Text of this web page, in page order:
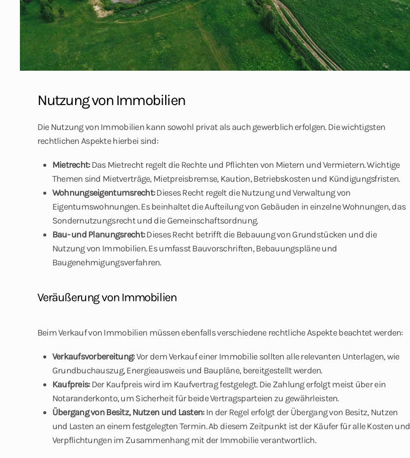
Nutzung von Immobilien
Die Nutzung von Immobilien kann sowohl privat als auch gewerblich erfolgen. Die wichtigsten
rechtlichen Aspekte hierbei sind:
Mietrecht:Das Mietrecht regelt die Rechte und Pflichten von Mietern und Vermietern. Wichtige
Themen sind Mietverträge, Mietpreisbremse, Kaution, Betriebskosten und Kündigungsfristen.
Wohnungseigentumsrecht:Dieses Recht regelt die Nutzung und Verwaltung von
Eigentumswohnungen. Es beinhaltet die Aufteilung von Gebäuden in einzelne Wohnungen, das
Sondernutzungsrecht und die Gemeinschaftsordnung.
Bau- und Planungsrecht:Dieses Recht betrifft die Bebauung von Grundstücken und die
Nutzung von Immobilien. Es umfasst Bauvorschriften, Bebauungspläne und
Baugenehmigungsverfahren.
Veräußerung von Immobilien
Beim Verkauf von Immobilien müssen ebenfalls verschiedene rechtliche Aspekte beachtet werden:
Verkaufsvorbereitung:Vor dem Verkauf einer Immobilie sollten alle relevanten Unterlagen, wie
Grundbuchauszug, Energieausweis und Baupläne, bereitgestellt werden.
Kaufpreis:Der Kaufpreis wird im Kaufvertrag festgelegt. Die Zahlung erfolgt meist über ein
Notaranderkonto, um Sicherheit für beide Vertragsparteien zu gewährleisten.
Übergang von Besitz, Nutzen und Lasten:In der Regel erfolgt der Übergang von Besitz, Nutzen
und Lasten an einem festgelegten Termin. Ab diesem Zeitpunkt ist der Käufer für alle Kosten und
Verpflichtungen im Zusammenhang mit der Immobilie verantwortlich.